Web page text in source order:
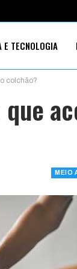
E TECNOLOGIA
colchão?
MEIO